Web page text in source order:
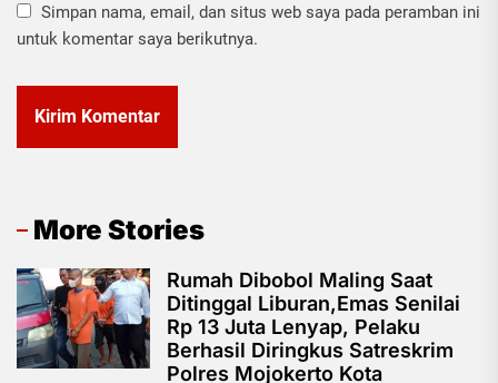
Simpan nama, email, dan situs web saya pada peramban ini
untuk komentar saya berikutnya.
More Stories
Rumah Dibobol Maling Saat
Ditinggal Liburan,Emas Senilai
Rp 13 Juta Lenyap, Pelaku
Berhasil Diringkus Satreskrim
Polres Mojokerto Kota